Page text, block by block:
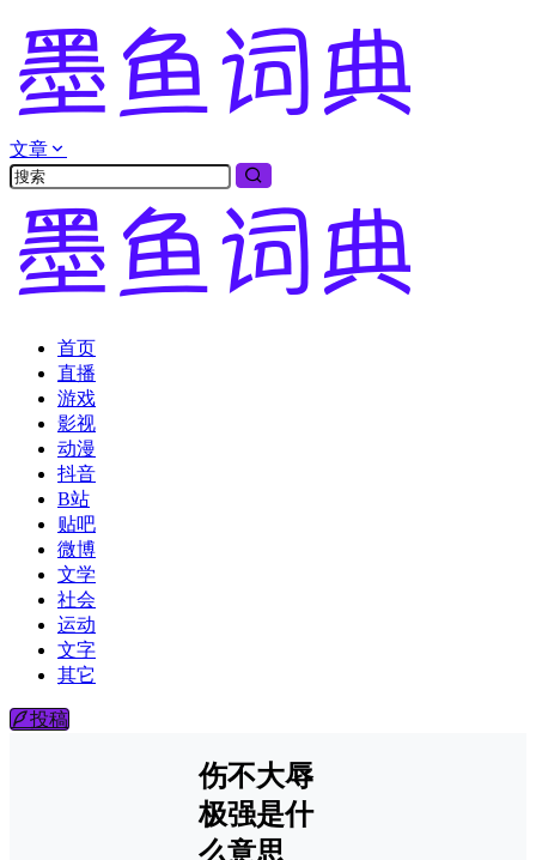
文章
首页
直播
游戏
影视
动漫
抖音
B站
贴吧
微博
文学
社会
运动
文字
其它
投稿
伤不大辱
极强是什
么意思